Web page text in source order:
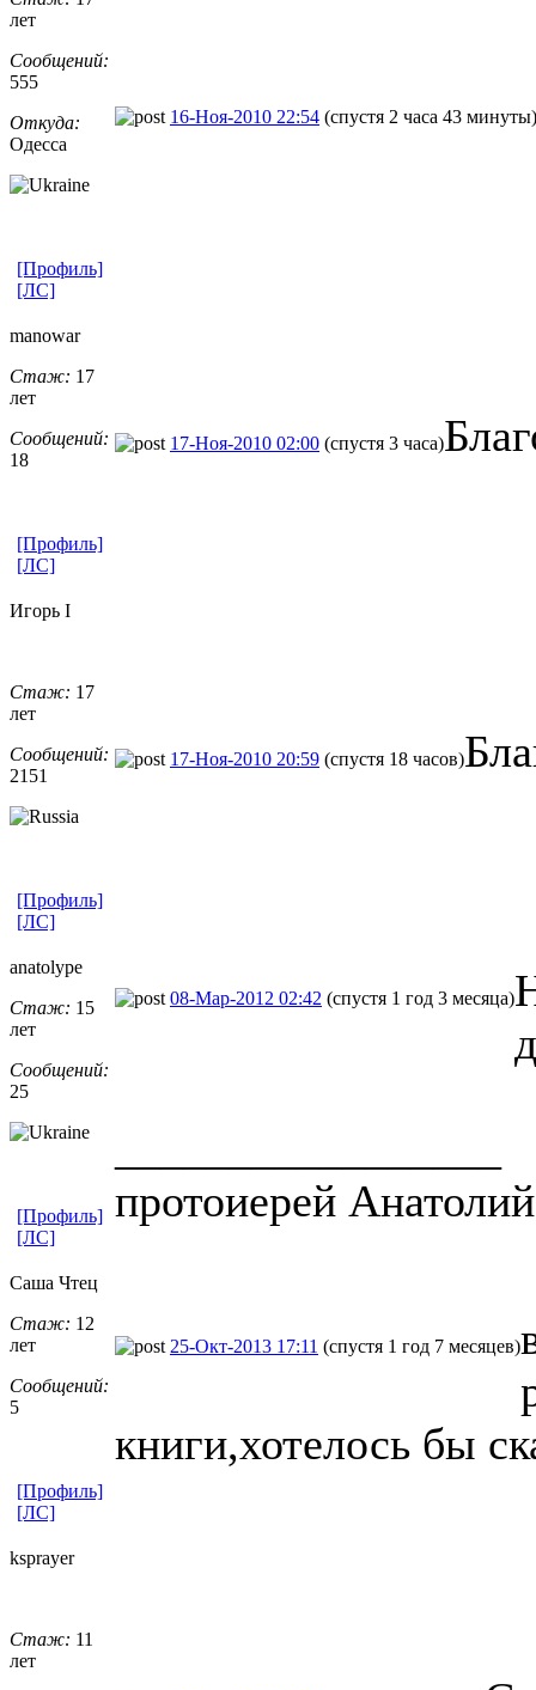
лет
Сообщений:
555
Откуда:
Одесса
16-Ноя-2010 22:54 (спустя 2 часа 43 минуты)
[Профиль]
[ЛС]
manowar
Стаж: 17
лет
Сообщений:
18
17-Ноя-2010 02:00 (спустя 3 часа)
[Профиль]
[ЛС]
Игорь I
Стаж: 17
лет
Сообщений:
2151
17-Ноя-2010 20:59 (спустя 18 часов)
[Профиль]
[ЛС]
anatolype
Стаж: 15
лет
Сообщений:
25
08-Мар-2012 02:42 (спустя 1 год 3 месяца)
протоиерей Анатолий
[Профиль]
[ЛС]
Саша Чтец
Стаж: 12
лет
Сообщений:
5
25-Окт-2013 17:11 (спустя 1 год 7 месяцев)
книги,хотелось бы
[Профиль]
[ЛС]
ksprayer
Стаж: 11
лет